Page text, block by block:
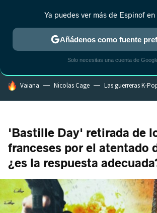
MENÚ
ESTRENOS REALITY ANIME
HOY SE HABLA DE
Vaiana Nicolas Cage Las guerreras K-
'Bastille Day' retirada de
franceses por el atentado
¿es la respuesta
Ya puedes ver más de Espinof
Añádenos como fuente
Solo necesitas una cuenta de